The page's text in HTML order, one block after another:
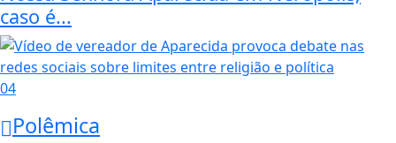
caso é...
04
Polêmica